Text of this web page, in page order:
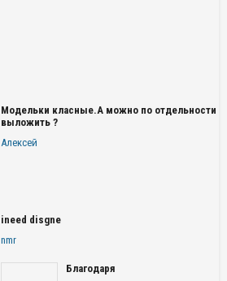
Модельки класные.А можно по отдельности
выложить ?
Алексей
ineed disgne
nmr
Благодаря